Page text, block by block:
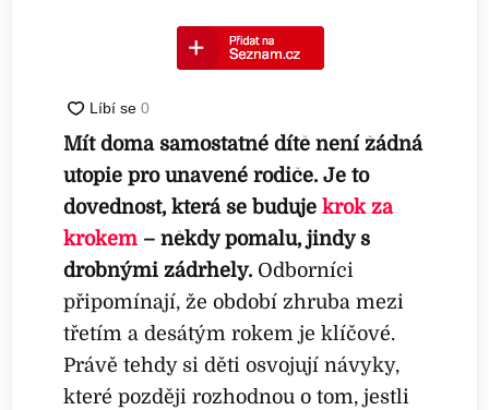
Mít doma samostatné dítě není žádná
utopie pro unavené rodiče. Je to
dovednost, která se budujekrok za
krokem – někdy pomalu, jindy s
drobnými zádrhely. Odborníci
připomínají, že období zhruba mezi
třetím a desátým rokem je klíčové.
Právě tehdy si děti osvojují návyky,
které později rozhodnou o tom, jestli